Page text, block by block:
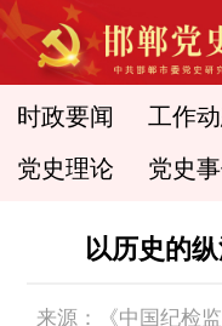
时政要闻 工作
党史理论 党史
以历史的
来源：《中国纪检